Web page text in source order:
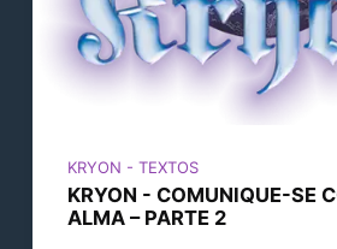
KRYON - TEXTOS
KRYON - COMUNIQUE-SE
ALMA – PARTE 2